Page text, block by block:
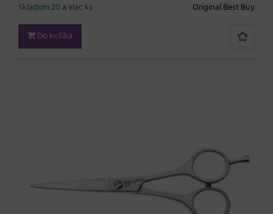
Original Best Buy
Skladom 20 a viac ks
Do košíka